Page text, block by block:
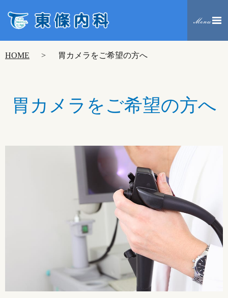
HOME 胃カメラをご希望の方へ
胃カメラをご希望の方へ